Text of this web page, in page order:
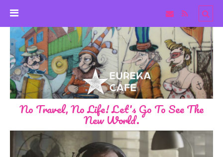
No Travel, No Life! Let's Go To See The
New World.